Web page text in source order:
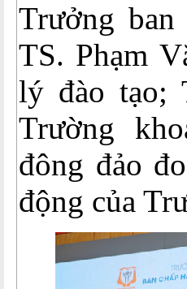
Trưởng
TS. Phạm
lý đào tạo;
Trường
đông đảo
động của